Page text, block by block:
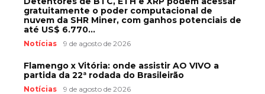
gratuitamente o poder computacional de
nuvem da SHR Miner, com ganhos potenciais de
até US$ 6.770...
Notícias 9 de agosto de 2026
Flamengo x Vitória: onde assistir AO VIVO a
partida da 22ª rodada do Brasileirão
Notícias 9 de agosto de 2026